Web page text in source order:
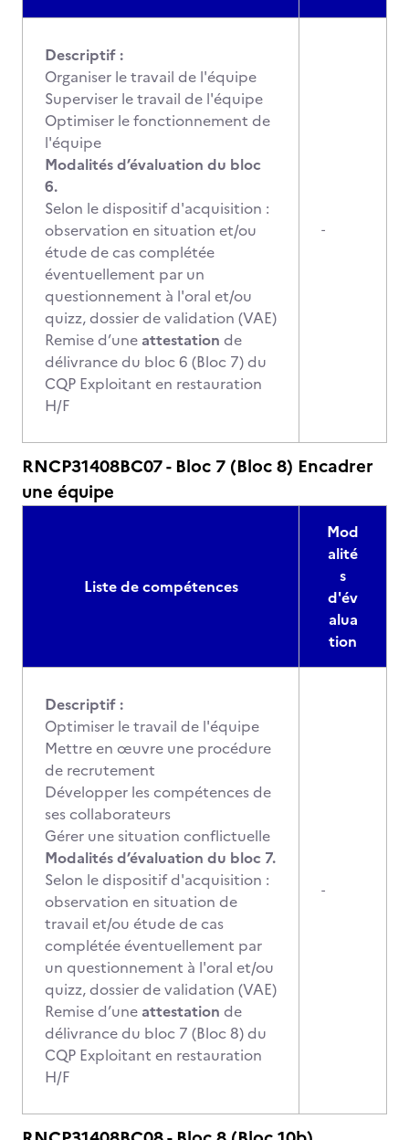
Descriptif :
Organiser le travail de l'équipe
Superviser le travail de l'équipe
Optimiser le fonctionnement de
l'équipe
Modalités d’évaluation du bloc
6.
Selon le dispositif d'acquisition :
observation en situation et/ou
étude de cas complétée
éventuellement par un
questionnement à l'oral et/ou
quizz, dossier de validation (VAE)
Remise d’une attestation de
délivrance du bloc 6 (Bloc 7) du
CQP Exploitant en restauration
H/F
-
RNCP31408BC07 - Bloc 7 (Bloc 8) Encadrer
une équipe
Liste de compétences
Mod
alité
s
d'év
alua
tion
Descriptif :
Optimiser le travail de l'équipe
Mettre en œuvre une procédure
de recrutement
Développer les compétences de
ses collaborateurs
Gérer une situation conflictuelle
Modalités d’évaluation du bloc 7.
Selon le dispositif d'acquisition :
observation en situation de
travail et/ou étude de cas
complétée éventuellement par
un questionnement à l'oral et/ou
quizz, dossier de validation (VAE)
Remise d’une attestation de
délivrance du bloc 7 (Bloc 8) du
CQP Exploitant en restauration
H/F
-